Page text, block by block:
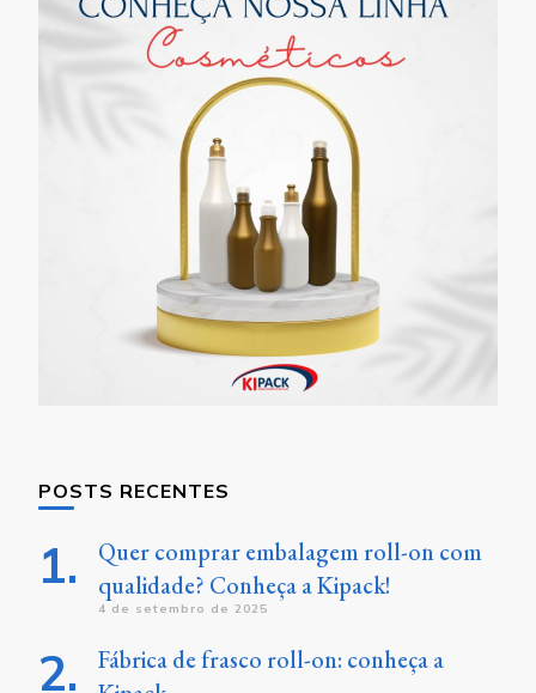
POSTS RECENTES
Quer comprar embalagem roll-on com
qualidade? Conheça a Kipack!
4 de setembro de 2025
Fábrica de frasco roll-on: conheça a